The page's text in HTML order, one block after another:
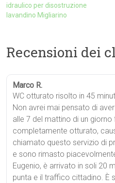
idraulico per disostruzione
lavandino Migliarino
Recensioni dei
Marco R.
WC otturato risolto in 45
Non avrei mai pensato di
alle 7 del mattino di un giorno
completamente otturato,
chiamato questo servizio di
e sono rimasto
Eugenio, è arrivato in soli 20
punta e il traffico cittadino. È